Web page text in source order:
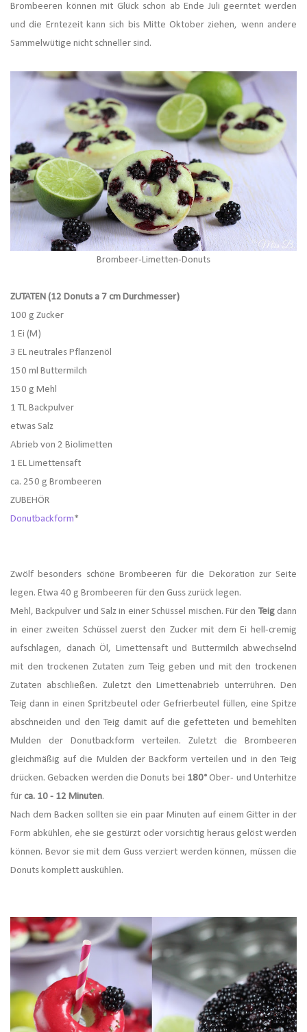
Brombeeren können mit Glück schon ab Ende Juli geerntet werden
und die Erntezeit kann sich bis Mitte Oktober ziehen, wenn andere
Sammelwütige nicht schneller sind.
Brombeer-Limetten-Donuts
ZUTATEN (12 Donuts a 7 cm Durchmesser)
100 g Zucker
1 Ei (M)
3 EL neutrales Pflanzenöl
150 ml Buttermilch
150 g Mehl
1 TL Backpulver
etwas Salz
Abrieb von 2 Biolimetten
1 EL Limettensaft
ca. 250 g Brombeeren
ZUBEHÖR
Donutbackform*
Zwölf besonders schöne Brombeeren für die Dekoration zur Seite
legen. Etwa 40 g Brombeeren für den Guss zurück legen.
Mehl, Backpulver und Salz in einer Schüssel mischen. Für den Teigdann
in einer zweiten Schüssel zuerst den Zucker mit dem Ei hell-cremig
aufschlagen, danach Öl, Limettensaft und Buttermilch abwechselnd
mit den trockenen Zutaten zum Teig geben und mit den trockenen
Zutaten abschließen. Zuletzt den Limettenabrieb unterrühren. Den
Teig dann in einen Spritzbeutel oder Gefrierbeutel füllen, eine Spitze
abschneiden und den Teig damit auf die gefetteten und bemehlten
Mulden der Donutbackform verteilen. Zuletzt die Brombeeren
gleichmäßig auf die Mulden der Backform verteilen und in den Teig
drücken. Gebacken werden die Donuts bei 180°Ober- und Unterhitze
für ca. 10 - 12 Minuten.
Nach dem Backen sollten sie ein paar Minuten auf einem Gitter in der
Form abkühlen, ehe sie gestürzt oder vorsichtig heraus gelöst werden
können. Bevor sie mit dem Guss verziert werden können, müssen die
Donuts komplett auskühlen.